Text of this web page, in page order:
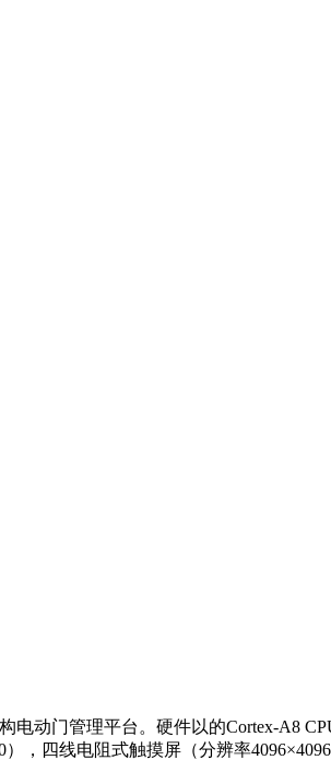
动门管理平台。硬件以的Cortex-A8
，四线电阻式触摸屏（分辨率